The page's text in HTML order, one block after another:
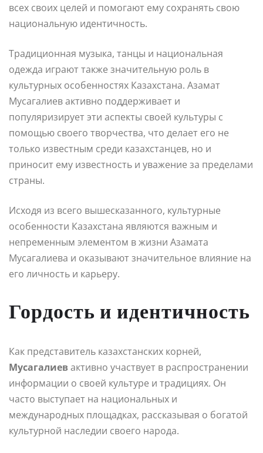
всех своих целей и помогают ему сохранять свою
национальную идентичность.
Традиционная музыка, танцы и национальная
одежда играют также значительную роль в
культурных особенностях Казахстана. Азамат
Мусагалиев активно поддерживает и
популяризирует эти аспекты своей культуры с
помощью своего творчества, что делает его не
только известным среди казахстанцев, но и
приносит ему известность и уважение за пределами
страны.
Исходя из всего вышесказанного, культурные
особенности Казахстана являются важным и
непременным элементом в жизни Азамата
Мусагалиева и оказывают значительное влияние на
его личность и карьеру.
Гордость и идентичность
Как представитель казахстанских корней,
Мусагалиевактивно участвует в распространении
информации о своей культуре и традициях. Он
часто выступает на национальных и
международных площадках, рассказывая о богатой
культурной наследии своего народа.